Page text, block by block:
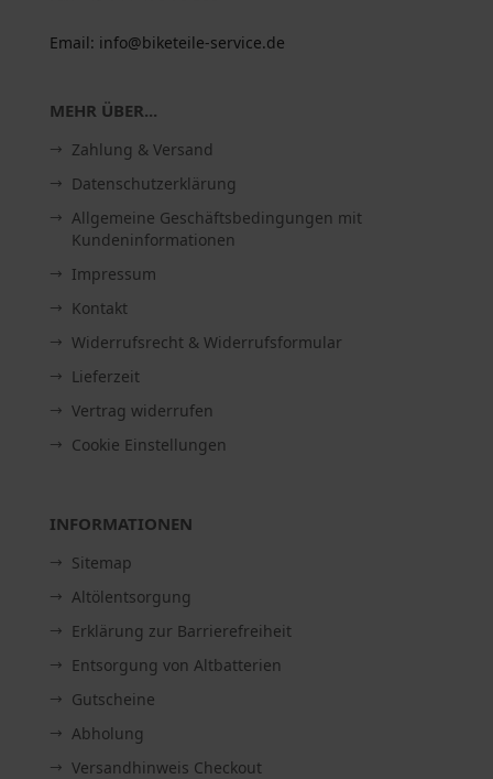
Email: info@biketeile-service.de
MEHR ÜBER...
Zahlung & Versand
Datenschutzerklärung
Allgemeine Geschäftsbedingungen mit
Kundeninformationen
Impressum
Kontakt
Widerrufsrecht & Widerrufsformular
Lieferzeit
Vertrag widerrufen
Cookie Einstellungen
INFORMATIONEN
Sitemap
Altölentsorgung
Erklärung zur Barrierefreiheit
Entsorgung von Altbatterien
Gutscheine
Abholung
Versandhinweis Checkout